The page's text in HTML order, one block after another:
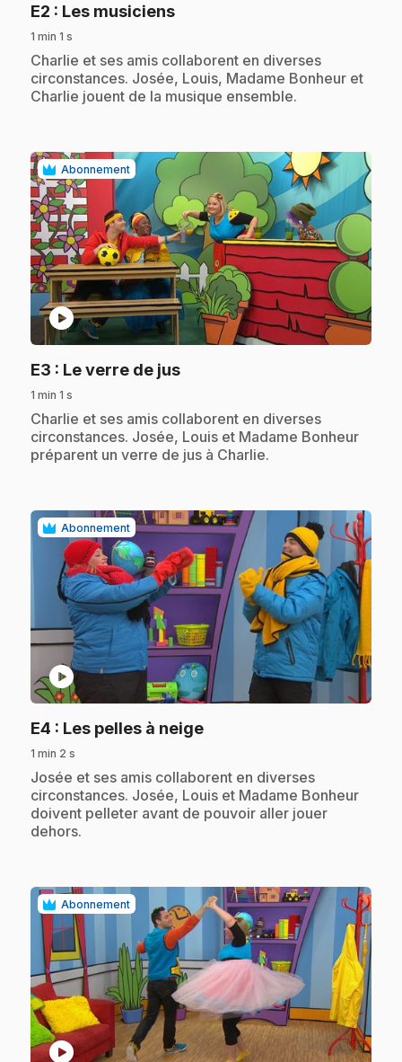
E2 : Les musiciens.
1 min 1 s
.Charlie et ses amis collaborent en diverses
circonstances. Josée, Louis, Madame Bonheur et
Charlie jouent de la musique ensemble.
Abonnement
play_circle
E3 : Le verre de jus.
1 min 1 s
.Charlie et ses amis collaborent en diverses
circonstances. Josée, Louis et Madame Bonheur
préparent un verre de jus à Charlie.
Abonnement
play_circle
E4 : Les pelles à neige.
1 min 2 s
.Josée et ses amis collaborent en diverses
circonstances. Josée, Louis et Madame Bonheur
doivent pelleter avant de pouvoir aller jouer
dehors.
Abonnement
play_circle